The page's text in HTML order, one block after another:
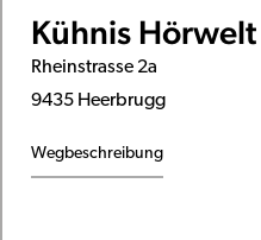
Kühnis
Rheinstrasse 2a
9435 Heerbrugg
Wegbeschreibung